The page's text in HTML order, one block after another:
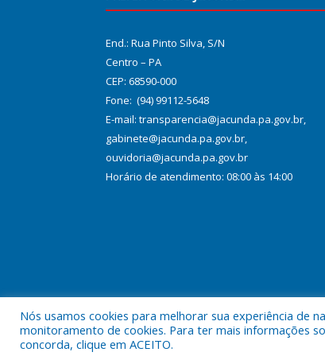
End.: Rua Pinto Silva, S/N
Centro – PA
CEP: 68590-000
Fone: (94) 99112-5648
E-mail: transparencia@jacunda.pa.gov.br,
gabinete@jacunda.pa.gov.br,
ouvidoria@jacunda.pa.gov.br
Horário de atendimento: 08:00 às 14:00
Todos os direitos reservados a Prefeitura
Nós usamos cookies para melhorar sua experiência de
monitoramento de cookies. Para ter mais informações
concorda, clique em ACEITO.